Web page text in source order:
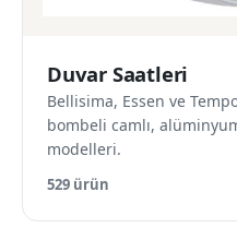
Duvar Saatleri
Bellisima, Essen ve
bombeli camlı,
modelleri.
529 ürün